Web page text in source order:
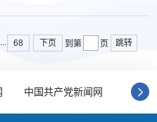
... 68 下页 到第 页 跳转
中国共产党新闻网 广东